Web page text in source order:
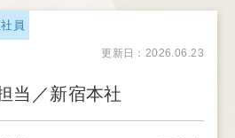
員
更新日：2026.06.23
当／新宿本社